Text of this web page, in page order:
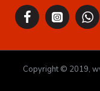
Copyright © 2019,